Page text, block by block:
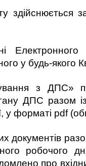
здійснюється
Електронного
у будь-якого
з ДПС»
ДПС разом
у форматі pdf
робочого
про